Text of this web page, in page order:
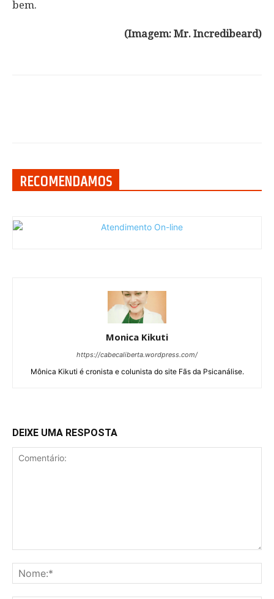
bem.
(Imagem: Mr. Incredibeard)
RECOMENDAMOS
Monica Kikuti
https://cabecaliberta.wordpress.com/
Mônica Kikuti é cronista e colunista do site Fãs da Psicanálise.
DEIXE UMA RESPOSTA